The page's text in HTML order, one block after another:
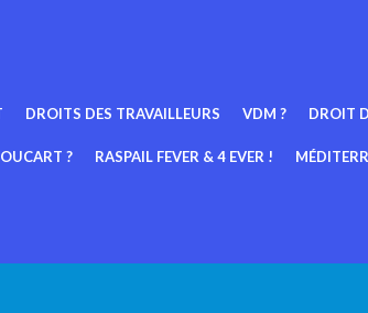
DROITS DES TRAVAILLEURS VDM ? DROIT
? RASPAIL FEVER & 4 EVER !